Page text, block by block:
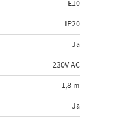
E10
IP20
Ja
230V AC
1,8 m
Ja